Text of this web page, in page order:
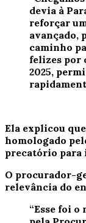
devia à
reforçar
avançado,
caminho
felizes por
2025,
Ela explicou
homologado
precatório para
O procurador-
relevância do
“Esse foi